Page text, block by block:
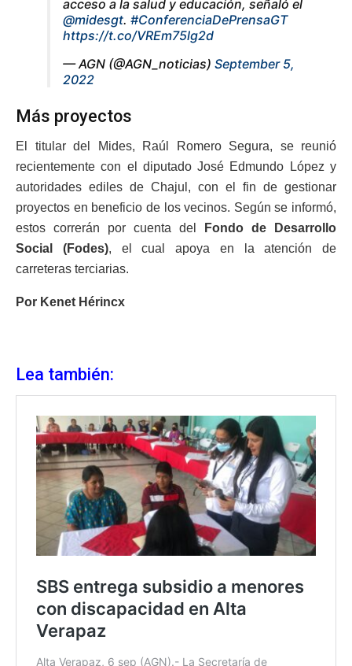
acceso a la salud y educación, señaló el
@midesgt. #ConferenciaDePrensaGT
https://t.co/VREm75lg2d
— AGN (@AGN_noticias) September 5,
2022
Más proyectos
El titular del Mides, Raúl Romero Segura, se reunió
recientemente con el diputado José Edmundo López y
autoridades ediles de Chajul, con el fin de gestionar
proyectos en beneficio de los vecinos. Según se informó,
estos correrán por cuenta del
Fondo de Desarrollo
Social (Fodes), el cual apoya en la atención de
carreteras terciarias.
Por Kenet Hérincx
Lea también: